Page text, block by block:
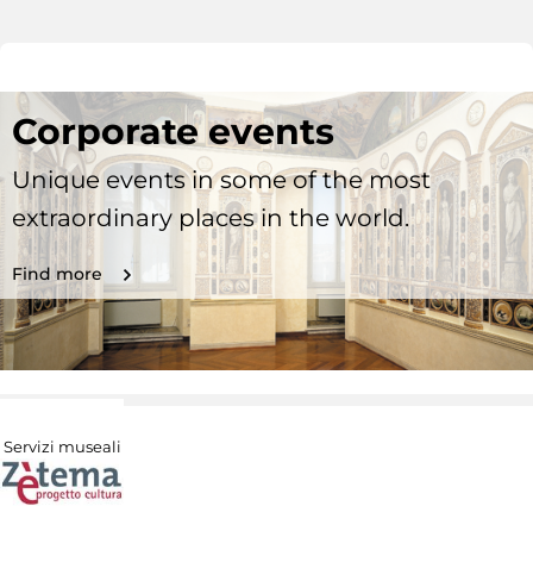
Corporate events
Unique events in some of the most
extraordinary places in the world.
Find more
Servizi museali